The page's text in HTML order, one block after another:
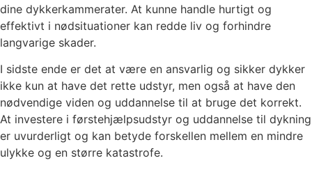
dine dykkerkammerater. At kunne handle hurtigt og
effektivt i nødsituationer kan redde liv og forhindre
langvarige skader.
I sidste ende er det at være en ansvarlig og sikker dykker
ikke kun at have det rette udstyr, men også at have den
nødvendige viden og uddannelse til at bruge det korrekt.
At investere i førstehjælpsudstyr og uddannelse til dykning
er uvurderligt og kan betyde forskellen mellem en mindre
ulykke og en større katastrofe.